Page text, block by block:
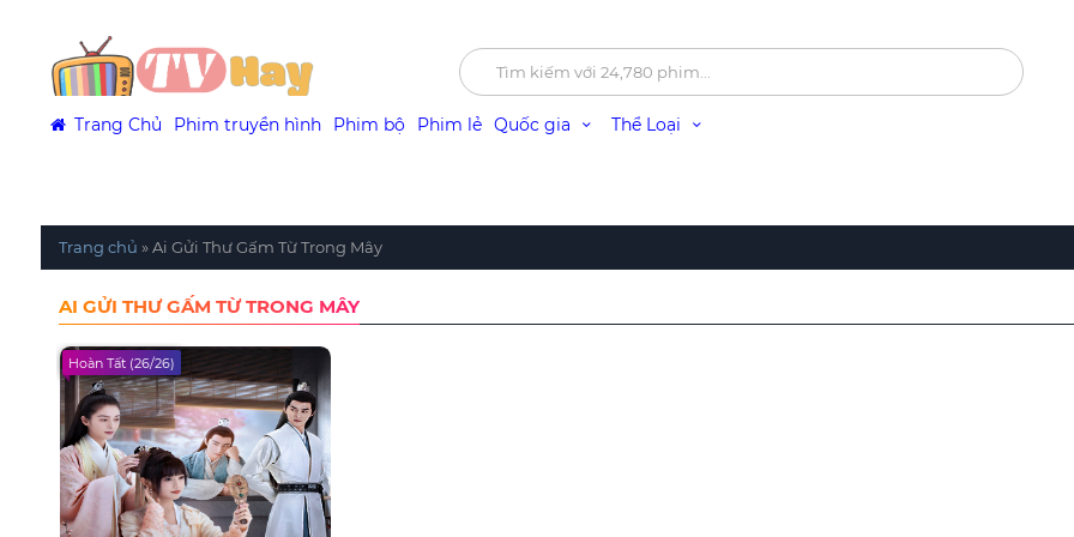
Trang Chủ Phim truyền hình Phim bộ Phim lẻ Quốc gia Thể Loại
Trang chủ »Ai Gửi Thư Gấm Từ Trong Mây
AI GỬI THƯ GẤM TỪ TRONG MÂY
Hoàn Tất (26/26)